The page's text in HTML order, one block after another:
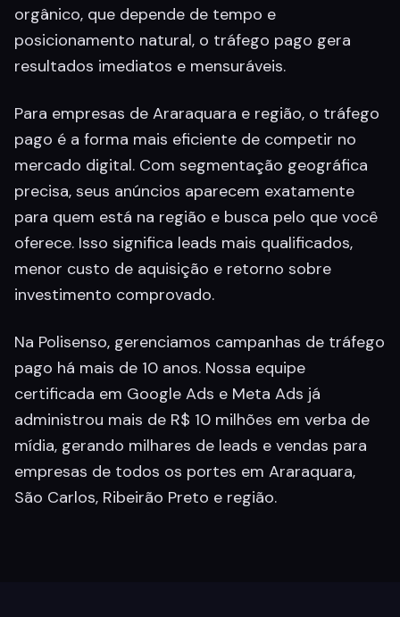
orgânico, que depende de tempo e
posicionamento natural, o tráfego pago gera
resultados imediatos e mensuráveis.
Para empresas de Araraquara e região, o tráfego
pago é a forma mais eficiente de competir no
mercado digital. Com segmentação geográfica
precisa, seus anúncios aparecem exatamente
para quem está na região e busca pelo que você
oferece. Isso significa leads mais qualificados,
menor custo de aquisição e retorno sobre
investimento comprovado.
Na Polisenso, gerenciamos campanhas de tráfego
pago há mais de 10 anos. Nossa equipe
certificada em Google Ads e Meta Ads já
administrou mais de R$ 10 milhões em verba de
mídia, gerando milhares de leads e vendas para
empresas de todos os portes em Araraquara,
São Carlos, Ribeirão Preto e região.